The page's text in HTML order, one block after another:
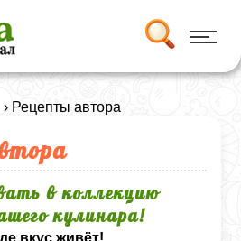
› Рецепты автора
в коллекцию
кулинара!
вкус живёт!